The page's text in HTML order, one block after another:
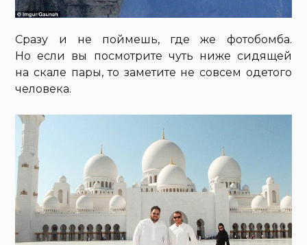
Сразу и не поймешь, где же фотобомба.
Но если вы посмотрите чуть ниже сидящей
на скале пары, то заметите не совсем одетого
человека.